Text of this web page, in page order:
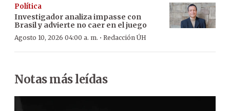
Política
Investigador analiza impasse con
Brasil y advierte no caer en el juego
Agosto 10, 2026 04:00 a. m. · Redacción ÚH
Notas más leídas